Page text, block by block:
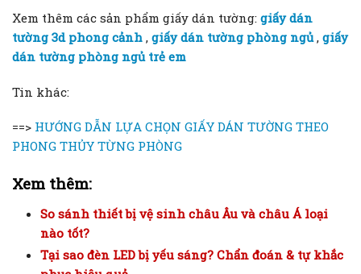
Xem thêm các sản phẩm giấy dán tường: giấy dán
tường 3d phong cảnh , giấy dán tường phòng ngủ, giấy
dán tường phòng ngủ trẻ em
Tin khác:
==> HƯỚNG DẪN LỰA CHỌN GIẤY DÁN TƯỜNG THEO
PHONG THỦY TỪNG PHÒNG
Xem thêm:
So sánh thiết bị vệ sinh châu Âu và châu Á loại
nào tốt?
Tại sao đèn LED bị yếu sáng? Chẩn đoán & tự khắc